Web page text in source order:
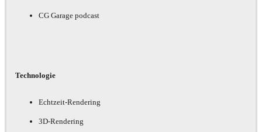
CG Garage podcast
Technologie
Echtzeit-Rendering
3D-Rendering